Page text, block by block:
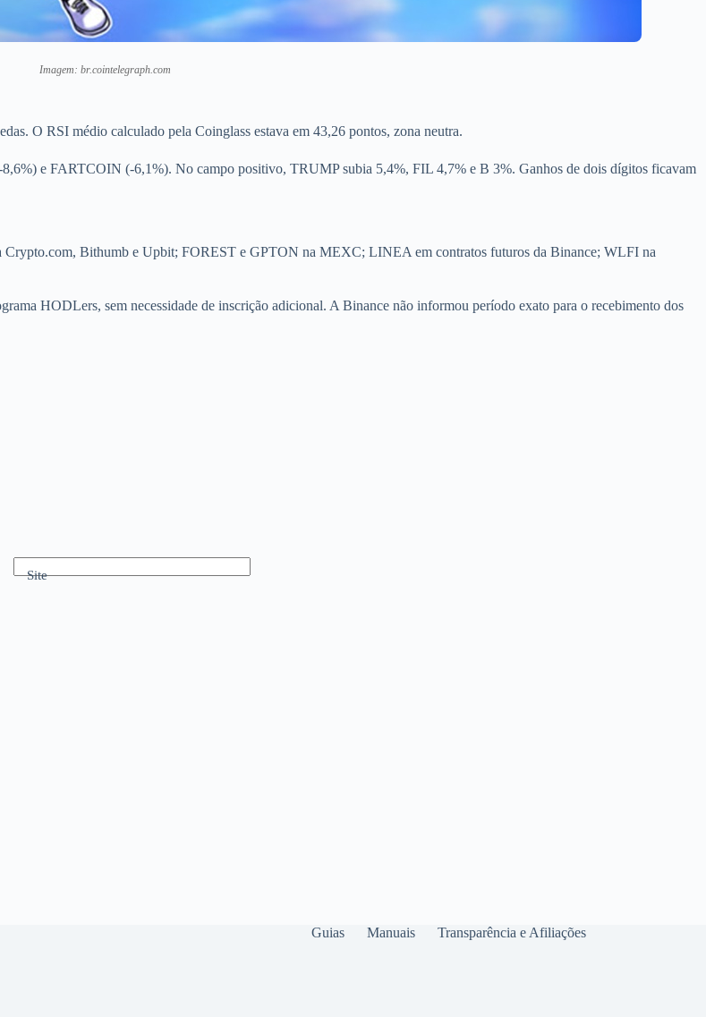
Imagem: br.cointelegraph.com
O RSI médio calculado pela Coinglass estava em 43,26 pontos, zona neutra.
e FARTCOIN (-6,1%). No campo positivo, TRUMP subia 5,4%, FIL 4,7% e B 3%. Ganhos de dois dígitos ficavam
Bithumb e Upbit; FOREST e GPTON na MEXC; LINEA em contratos futuros da Binance; WLFI na
HODLers, sem necessidade de inscrição adicional. A Binance não informou período exato para o recebimento dos
Site
Guias Manuais Transparência e Afiliações